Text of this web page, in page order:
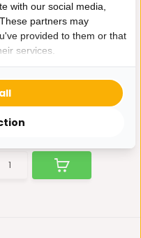
PINEAPPLE WIT
45x45 CM
prachtige kusse...
Op voorraad
with our social media,
partners may
provided to them or that
services.